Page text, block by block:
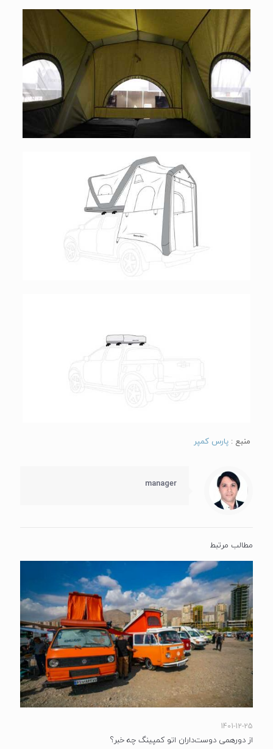
منبع : پارس کمپر
manager
مطالب مرتبط
1401-12-25
از دورهمی دوست‌داران اتو کمپینگ چه خبر؟